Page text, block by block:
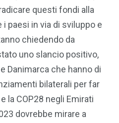
questi fondi alla
paesi in via di sviluppo e
chiedendo da
uno slancio positivo,
Danimarca che hanno di
bilaterali per far
la COP28 negli Emirati
dovrebbe mirare a